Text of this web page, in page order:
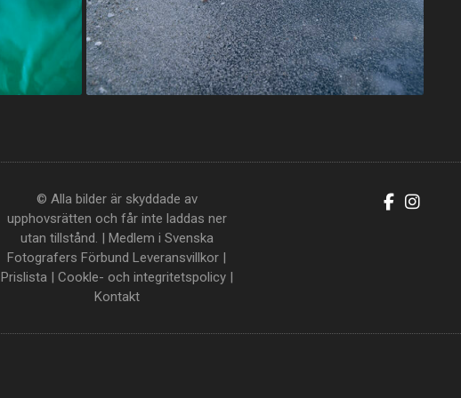
© Alla bilder är skyddade av
upphovsrätten och får inte laddas ner
utan tillstånd. | Medlem i Svenska
Fotografers Förbund Leveransvillkor |
Prislista| Cookle- och integritetspolicy|
Kontakt